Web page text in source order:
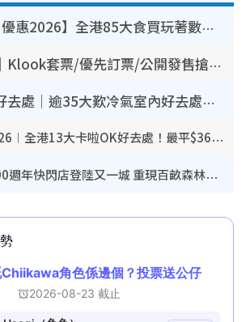
【8月生日優惠2026】全港85大食買玩著數攻略 自助餐/火鍋放題同行免費＋誠品/DONKI送現金券
人夫集團｜Klook套票/優先訂票/公開發售搶飛攻略！附票價.購票連結.場地座位表
香港室內好去處｜逾35大歎冷氣室內好去處推介 室內活動免費避雨無懼落雨
唱K推介2026︱全港13大卡啦OK好去處！最平$36起 日文K都有！(附地址+收費詳情)
小熊維尼100週年快閃店登陸又一城 重現百畝森林經典場景／獨家限定盲盒登場／專屬DIY香水